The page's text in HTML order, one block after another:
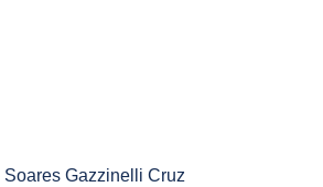
Gazzinelli Cruz